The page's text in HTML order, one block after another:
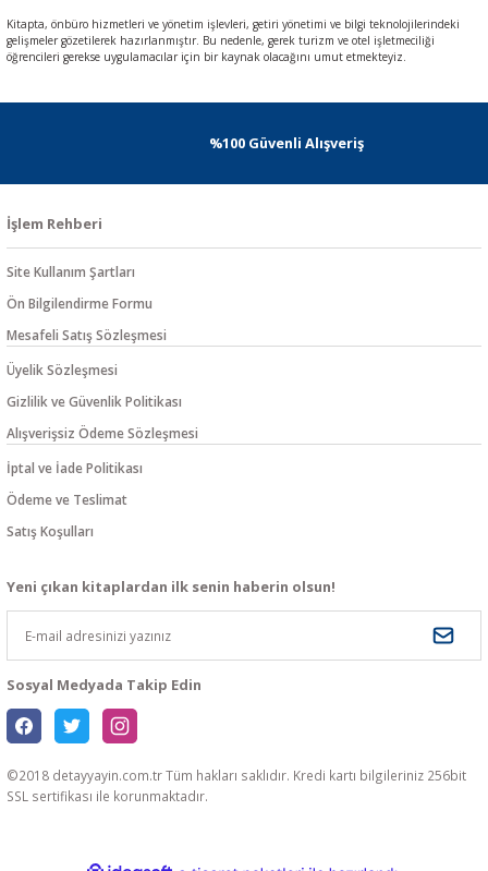
Kitapta, önbüro hizmetleri ve yönetim işlevleri, getiri yönetimi ve bilgi teknolojilerindeki
gelişmeler gözetilerek hazırlanmıştır. Bu nedenle, gerek turizm ve otel işletmeciliği
öğrencileri gerekse uygulamacılar için bir kaynak olacağını umut etmekteyiz.
%100 Güvenli Alışveriş
İşlem Rehberi
Site Kullanım Şartları
Ön Bilgilendirme Formu
Mesafeli Satış Sözleşmesi
Üyelik Sözleşmesi
Gizlilik ve Güvenlik Politikası
Alışverişsiz Ödeme Sözleşmesi
İptal ve İade Politikası
Ödeme ve Teslimat
Satış Koşulları
Yeni çıkan kitaplardan ilk senin haberin olsun!
Sosyal Medyada Takip Edin
©2018 detayyayin.com.tr Tüm hakları saklıdır. Kredi kartı bilgileriniz 256bit
SSL sertifikası ile korunmaktadır.